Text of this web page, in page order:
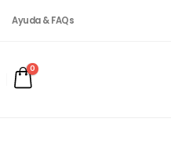
Ayuda & FAQs
0